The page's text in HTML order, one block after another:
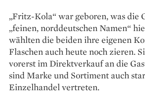
„Fritz-Kola“ war geboren, was die
„feinen, norddeutschen Namen“
wählten die beiden ihre eigenen
Flaschen auch heute noch zieren.
vorerst im Direktverkauf an die
sind Marke und Sortiment auch
Einzelhandel vertreten.